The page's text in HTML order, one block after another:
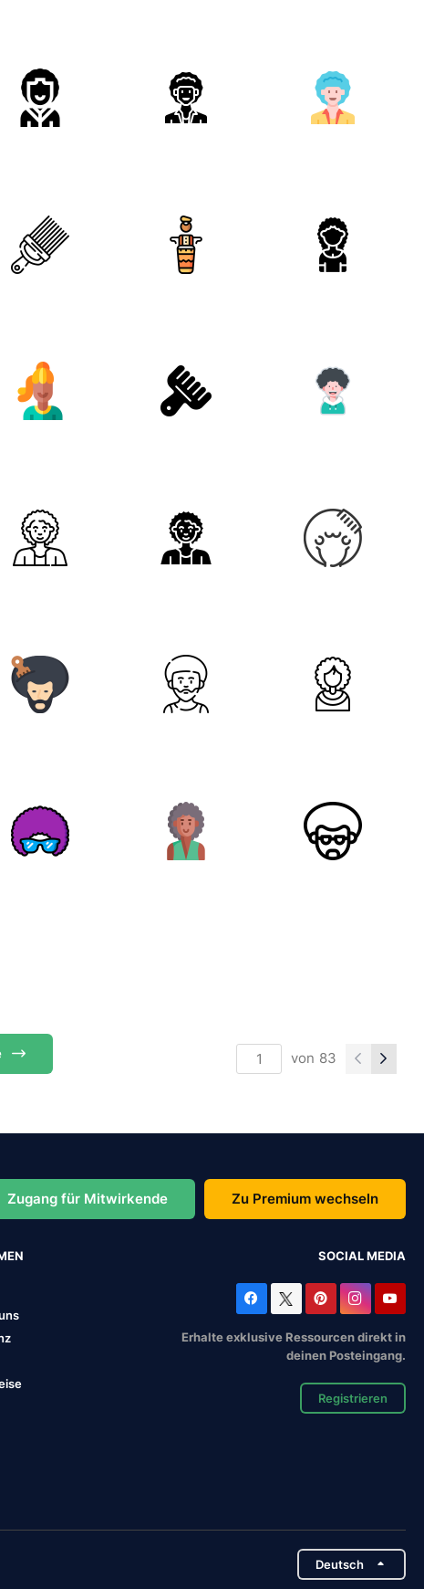
von 83
Zugang für Mitwirkende Zu Premium wechseln
SOCIAL MEDIA
Erhalte exklusive Ressourcen direkt in
deinen Posteingang.
Registrieren
Deutsch